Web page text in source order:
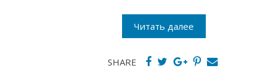
Читать далее
SHARE